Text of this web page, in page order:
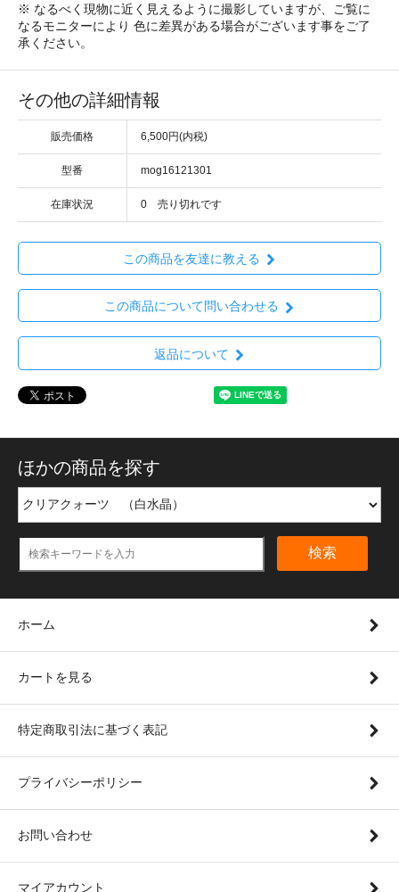
※ なるべく現物に近く見えるように撮影していますが、ご覧に
なるモニターにより 色に差異がある場合がございます事をご了
承ください。
その他の詳細情報
販売価格 6,500円(内税)
型番 mog16121301
在庫状況 0 売り切れです
この商品を友達に教える
この商品について問い合わせる
返品について
ほかの商品を探す
検索
ホーム
カートを見る
特定商取引法に基づく表記
プライバシーポリシー
お問い合わせ
マイアカウント